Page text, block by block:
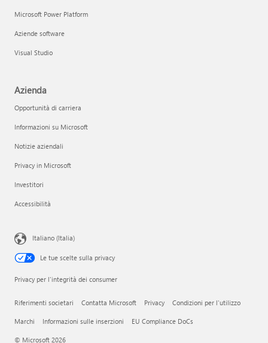
Microsoft Power Platform
Aziende software
Visual Studio
Azienda
Opportunità di carriera
Informazioni su Microsoft
Notizie aziendali
Privacy in Microsoft
Investitori
Accessibilità
Italiano (Italia)
Le tue scelte sulla privacy
Privacy per l'integrità dei consumer
Riferimenti societari Contatta Microsoft Privacy Condizioni per l'utilizzo
Marchi Informazioni sulle inserzioni EU Compliance DoCs
© Microsoft 2026